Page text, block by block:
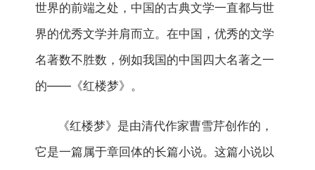
世界的前端之处，中国的古典文学一直都与世
界的优秀文学并肩而立。在中国，优秀的文学
名著数不胜数，例如我国的中国四大名著之一
的——《红楼梦》。
《红楼梦》是由清代作家曹雪芹创作的，
它是一篇属于章回体的长篇小说。这篇小说以